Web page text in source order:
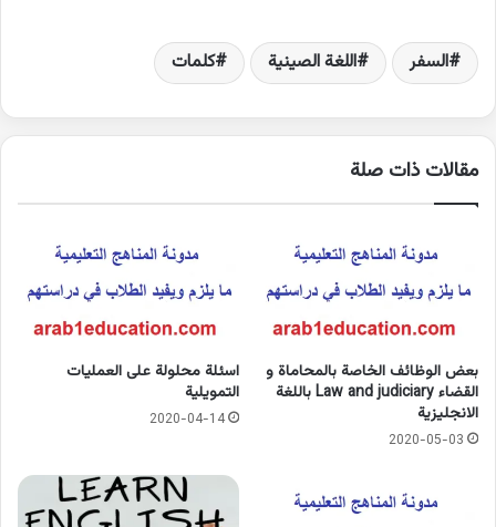
السفر اللغة الصينية كلمات
مقالات ذات صلة
بعض الوظائف الخاصة بالمحاماة و
القضاء Law and judiciary باللغة
الانجليزية
2020-05-03
اسئلة محلولة على العمليات
التمويلية
2020-04-14